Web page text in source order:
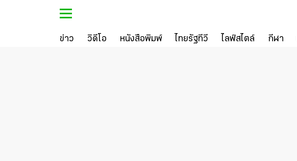
ข่าว วิดีโอ หนังสือพิมพ์ ไทยรัฐทีวี ไลฟ์สไตล์ กีฬา